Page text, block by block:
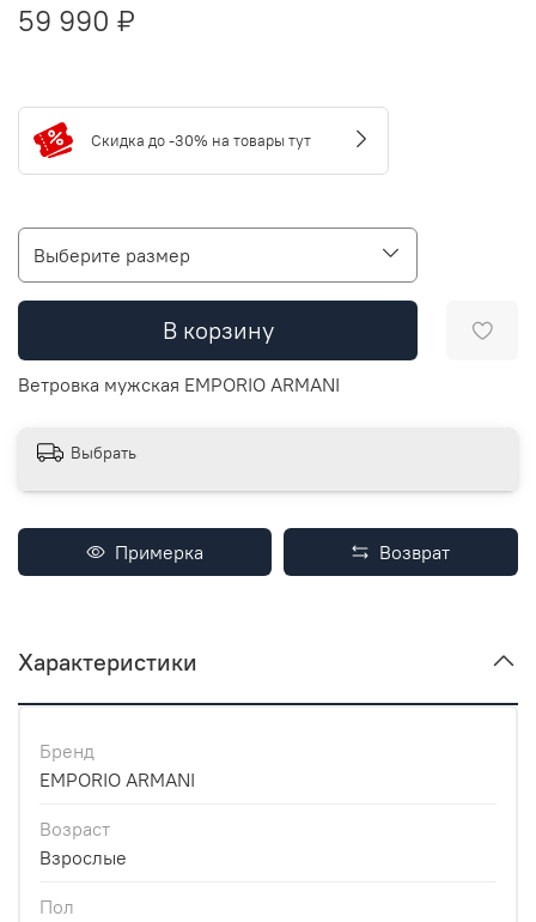
59 990 ₽
Скидка до -30% на товары тут
Выберите размер
В корзину
Ветровка мужская EMPORIO ARMANI
Выбрать
Примерка Возврат
Характеристики
Бренд
EMPORIO ARMANI
Возраст
Взрослые
Пол